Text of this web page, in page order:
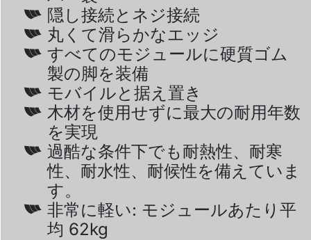
隠し接続とネジ接続
丸くて滑らかなエッジ
すべてのモジュールに硬質ゴム
製の脚を装備
モバイルと据え置き
木材を使用せずに最大の耐用年数
を実現
過酷な条件下でも耐熱性、耐寒
性、耐水性、耐候性を備えていま
す。
非常に軽い: モジュールあたり平
均 62kg